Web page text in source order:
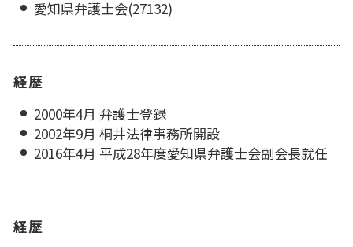
愛知県弁護士会(27132)
経歴
2000年4月 弁護士登録
2002年9月 桐井法律事務所開設
2016年4月 平成28年度愛知県弁護士会副会長就任
経歴